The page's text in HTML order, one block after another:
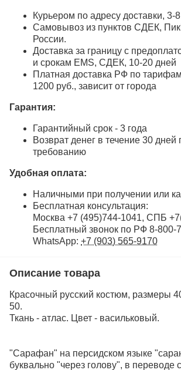
Курьером по адресу доставки, 3-
Самовывоз из пунктов СДЕК,
России.
Доставка за границу с
и срокам EMS, СДЕК, 10-20 дней
Платная доставка РФ по
1200 руб., зависит от города
Гарантия:
Гарантийный срок - 3 года
Возврат денег в течение 30
требованию
Удобная оплата:
Наличными при получении или
Бесплатная консультация:
Москва +7 (495)744-1041, СПБ
Бесплатный звонок по РФ 8-800-
WhatsApp: +7 (903) 565-9170
Описание товара
Красочный русский костюм, размеры
50.
Ткань - атлас. Цвет - васильковый.
"Сарафан" на персидском языке
буквально "через голову", в переводе